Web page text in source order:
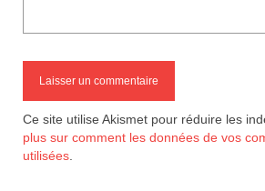
Ce site utilise Akismet pour réduire les
plus sur comment les données de vos
utilisées